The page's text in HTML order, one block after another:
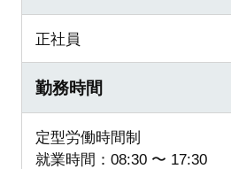
正社員
勤務時間
定型労働時間制
就業時間：08:30 〜 17:30